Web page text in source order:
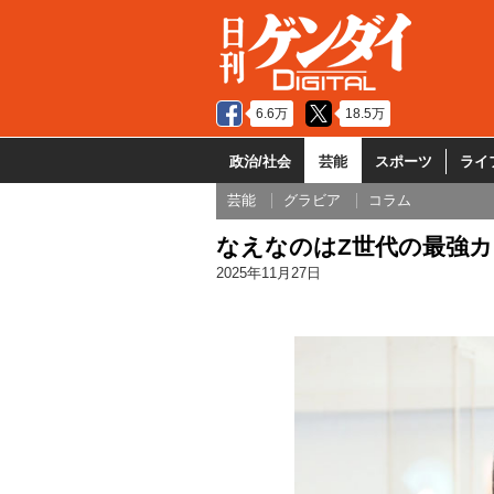
6.6万 18.5万
政治/社会 芸能 スポーツ ライ
芸能 グラビア コラム
なえなのはZ世代の最強
2025年11月27日